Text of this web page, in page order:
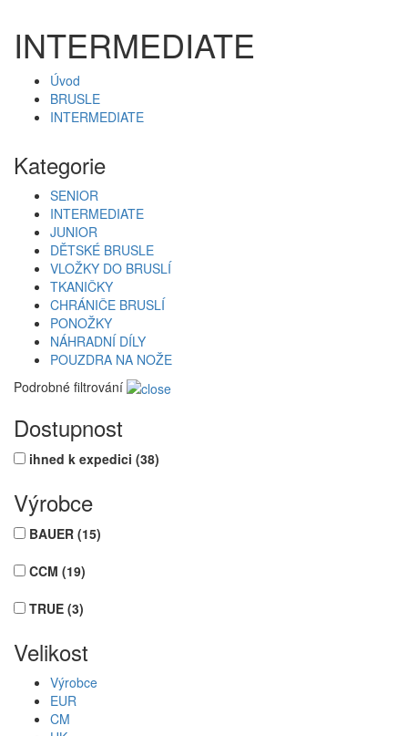
INTERMEDIATE
Úvod
BRUSLE
INTERMEDIATE
Kategorie
SENIOR
INTERMEDIATE
JUNIOR
DĚTSKÉ BRUSLE
VLOŽKY DO BRUSLÍ
TKANIČKY
CHRÁNIČE BRUSLÍ
PONOŽKY
NÁHRADNÍ DÍLY
POUZDRA NA NOŽE
Podrobné filtrování
Dostupnost
ihned k expedici (38)
Výrobce
BAUER (15)
CCM (19)
TRUE (3)
Velikost
Výrobce
EUR
CM